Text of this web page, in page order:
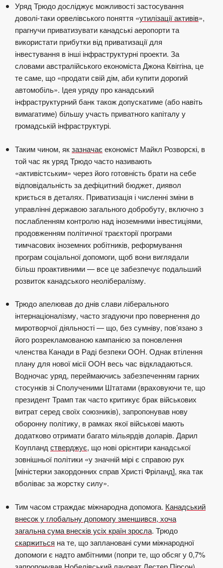
Уряд Трюдо досліджує можливості застосування
доволі-таки орвелівського поняття «утилізації активів»,
прагнучи приватизувати канадські аеропорти та
використати прибутки від приватизації для
інвестування в інші інфраструктурні проекти. За
словами австралійського економіста Джона Квіггіна, це
те саме, що «продати свій дім, аби купити дорогий
автомобіль». Ідея уряду про канадський
інфраструктурний банк також допускатиме (або навіть
вимагатиме) більшу участь приватного капіталу у
громадській інфраструктурі.
Таким чином, якзазначає економіст Майкл Розворскі, в
той час як уряд Трюдо часто називають
«активістським» через його готовність брати на себе
відповідальність за дефіцитний бюджет, диявол
криється в деталях. Приватизація і численні зміни в
управлінні державою загального добробуту, включно з
послабленням контролю над іноземними інвестиціями,
продовженням політичної траєкторії програми
тимчасових іноземних робітників, реформування
програм соціальної допомоги, щоб вони виглядали
більш проактивними — все це забезпечує подальший
розвиток канадського неолібералізму.
Трюдо апелював до днів слави ліберального
інтернаціоналізму, часто згадуючи про повернення до
миротворчої діяльності — що, без сумніву, пов’язано з
його розрекламованою кампанією за поновлення
членства Канади в Раді безпеки ООН. Однак втілення
плану для нової місії ООН весь час відкладаються.
Водночас уряд, переймаючись забезпеченням гарних
стосунків зі Сполученими Штатами (враховуючи те, що
президент Трамп так часто критикує брак військових
витрат серед своїх союзників), запропонував нову
оборонну політику, в рамках якої військові мають
додатково отримати багато мільярдів доларів. Дарил
Коупланд стверджує, що нові орієнтири канадської
зовнішньої політики «у значній мірі є справою рук
[міністеркизакордонних справ Христі Фріланд], яка так
вболіває за жорстку силу».
Тим часом страждає міжнародна допомога. Канадський
внесок у глобальну допомогу зменшився, хоча
загальна сума внесків усіх країн зросла. Трюдо
скаржиться на те, що заплановані суми міжнародної
допомоги є надто амбітними (попри те, що обсяг у 0,7%